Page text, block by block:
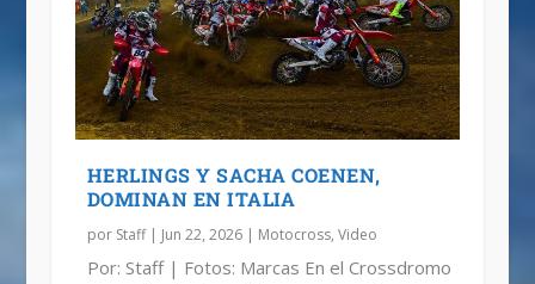
HERLINGS Y SACHA COENEN,
DOMINAN EN ITALIA
por Staff| Jun 22, 2026| Motocross, Video
Por: Staff | Fotos: Marcas En el Crossdromo